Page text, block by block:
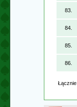
83.
84.
85.
86.
Łącznie